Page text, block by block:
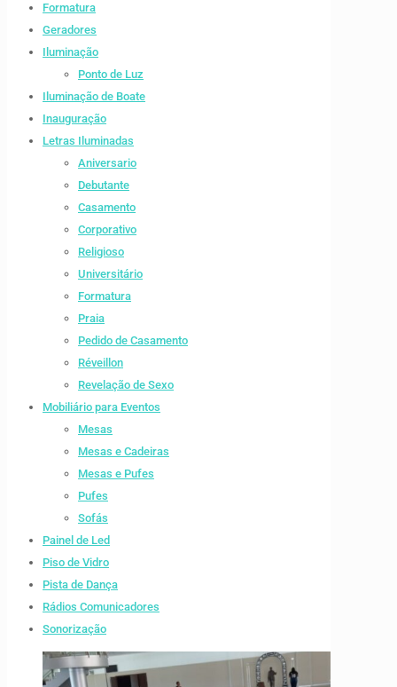
Formatura
Geradores
Iluminação
Ponto de Luz
Iluminação de Boate
Inauguração
Letras Iluminadas
Aniversario
Debutante
Casamento
Corporativo
Religioso
Universitário
Formatura
Praia
Pedido de Casamento
Réveillon
Revelação de Sexo
Mobiliário para Eventos
Mesas
Mesas e Cadeiras
Mesas e Pufes
Pufes
Sofás
Painel de Led
Piso de Vidro
Pista de Dança
Rádios Comunicadores
Sonorização